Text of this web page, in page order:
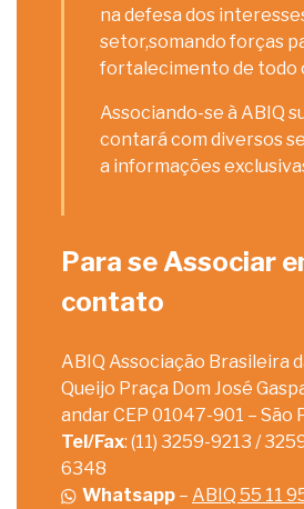
na defesa dos
setor,somando forças
fortalecimento de todo
Associando-se à ABIQ
contará com diversos
a informações
Para se Associar
contato
ABIQ Associação Brasileira
Queijo Praça Dom José
andar CEP 01047-901 – São
Tel/Fax: (11) 3259-9213 /
6348
Whatsapp – ABIQ 55 11